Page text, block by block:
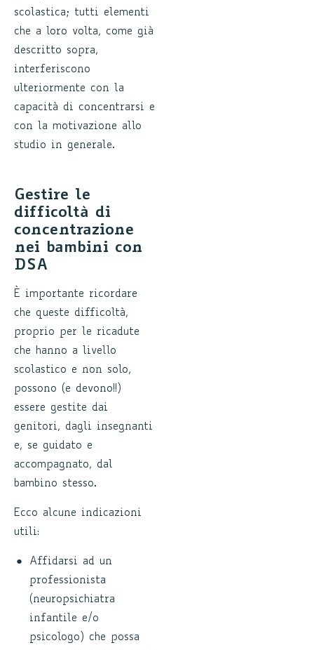
scolastica; tutti elementi
che a loro volta, come già
descritto sopra,
interferiscono
ulteriormente con la
capacità di concentrarsi e
con la motivazione allo
studio in generale.
Gestire le
difficoltà di
concentrazione
nei bambini con
DSA
È importante ricordare
che queste difficoltà,
proprio per le ricadute
che hanno a livello
scolastico e non solo,
possono (e devono!!)
essere gestite dai
genitori, dagli insegnanti
e, se guidato e
accompagnato, dal
bambino stesso.
Ecco alcune indicazioni
utili:
Affidarsi ad un
professionista
(neuropsichiatra
infantile e/o
psicologo) che possa